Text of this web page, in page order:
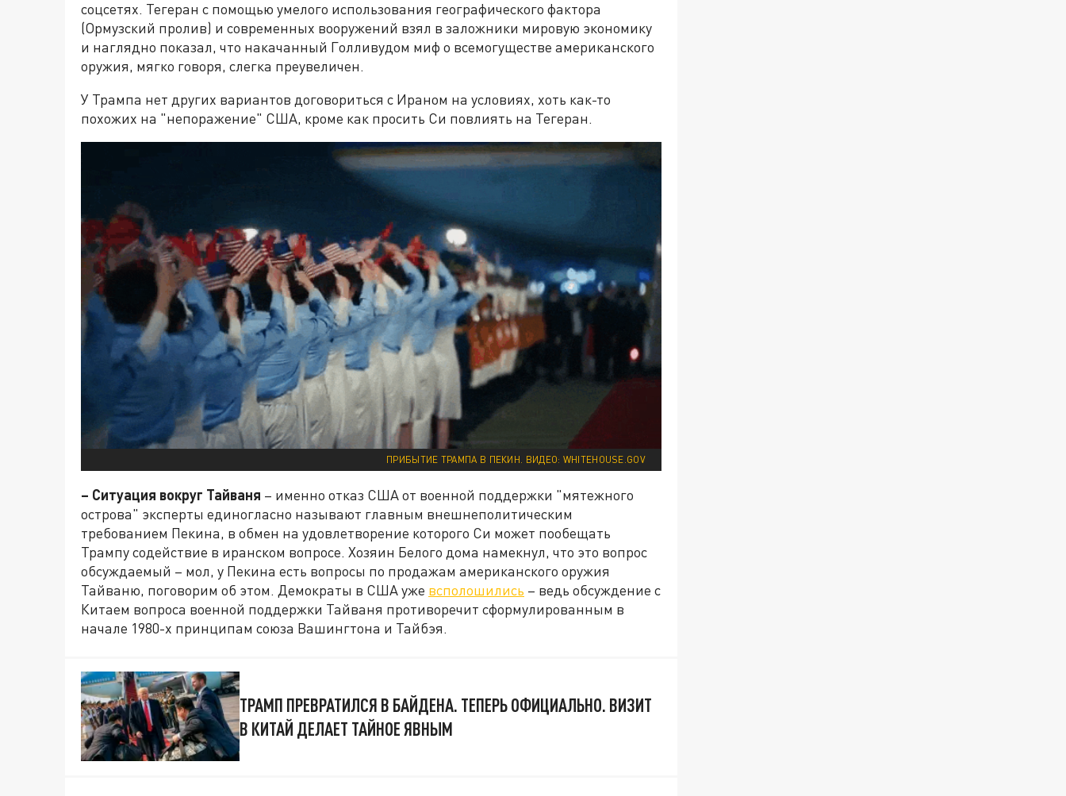
соцсетях. Тегеран с помощью умелого использования географического фактора
(Ормузский пролив) и современных вооружений взял в заложники мировую экономику
и наглядно показал, что накачанный Голливудом миф о всемогуществе американского
оружия, мягко говоря, слегка преувеличен.
У Трампа нет других вариантов договориться с Ираном на условиях, хоть как-то
похожих на "непоражение" США, кроме как просить Си повлиять на Тегеран.
ПРИБЫТИЕ ТРАМПА В ПЕКИН. ВИДЕО: WHITEHOUSE.GOV
– Ситуация вокруг Тайваня – именно отказ США от военной поддержки "мятежного
острова" эксперты единогласно называют главным внешнеполитическим
требованием Пекина, в обмен на удовлетворение которого Си может пообещать
Трампу содействие в иранском вопросе. Хозяин Белого дома намекнул, что это вопрос
обсуждаемый – мол, у Пекина есть вопросы по продажам американского оружия
Тайваню, поговорим об этом. Демократы в США уже всполошились – ведь обсуждение с
Китаем вопроса военной поддержки Тайваня противоречит сформулированным в
начале 1980-х принципам союза Вашингтона и Тайбэя.
ТРАМП ПРЕВРАТИЛСЯ В БАЙДЕНА. ТЕПЕРЬ ОФИЦИАЛЬНО. ВИЗИТ
В КИТАЙ ДЕЛАЕТ ТАЙНОЕ ЯВНЫМ